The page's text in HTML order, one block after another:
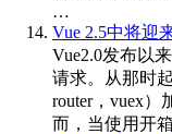
…
Vue 2.5中将迎
Vue2.0发布以
请求。从那时
router，vuex）
而，当使用开